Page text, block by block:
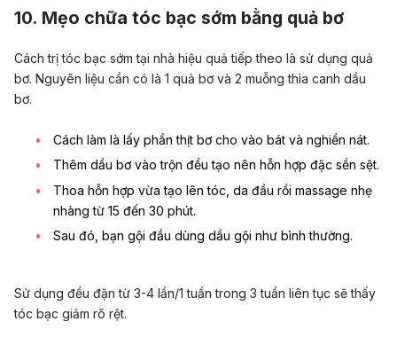
10. Mẹo chữa tóc bạc sớm bằng quả bơ
Cách trị tóc bạc sớm tại nhà hiệu quả tiếp theo là sử dụng quả
bơ. Nguyên liệu cần có là 1 quả bơ và 2 muỗng thìa canh dầu
bơ.
Cách làm là lấy phần thịt bơ cho vào bát và nghiền nát.
Thêm dầu bơ vào trộn đều tạo nên hỗn hợp đặc sền sệt.
Thoa hỗn hợp vừa tạo lên tóc, da đầu rồi massage nhẹ
nhàng từ 15 đến 30 phút.
Sau đó, bạn gội đầu dùng dầu gội như bình thường.
Sử dụng đều đặn từ 3-4 lần/1 tuần trong 3 tuần liên tục sẽ thấy
tóc bạc giảm rõ rệt.